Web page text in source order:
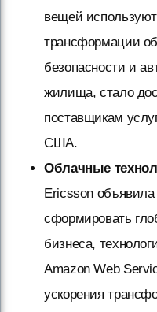
вещей
трансформации
безопасности и
жилища, стало
поставщикам
США.
Облачные
Ericsson объявила
сформировать
бизнеса,
Amazon Web
ускорения